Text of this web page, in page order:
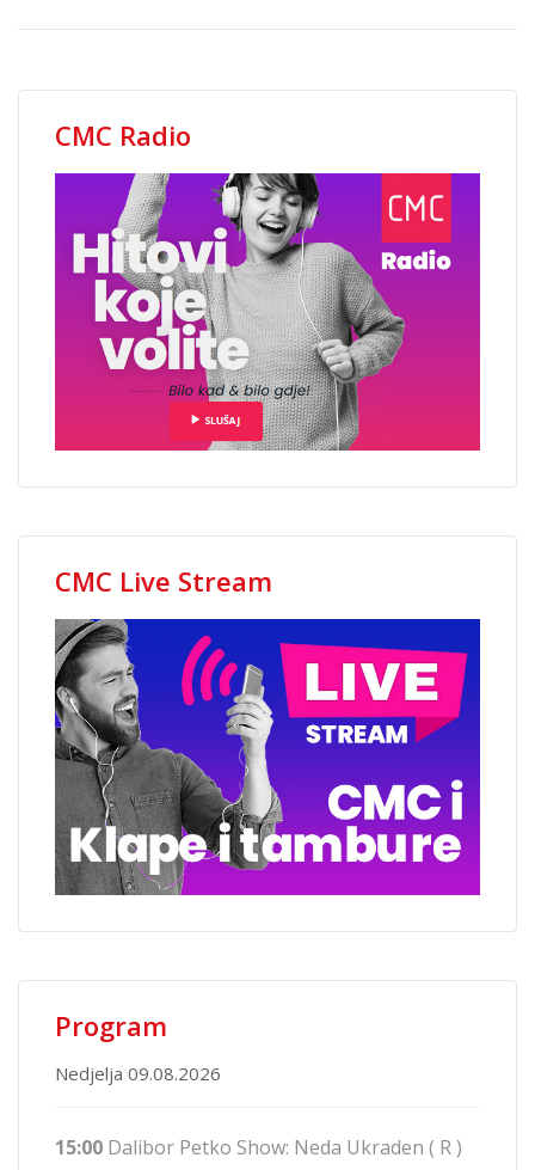
CMC Radio
CMC Live Stream
Program
Nedjelja 09.08.2026
15:00 Dalibor Petko Show: Neda Ukraden ( R )